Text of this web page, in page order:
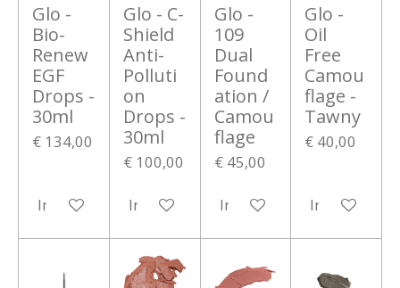
Glo -
Bio-
Renew
EGF
Drops -
30ml
€ 134,00
In winkelwagen
Glo - C-
Shield
Anti-
Polluti
on
Drops -
30ml
€ 100,00
In winkelwagen
Glo -
109
Dual
Found
ation /
Camou
flage
€ 45,00
In winkelwagen
Glo -
Oil
Free
Camou
flage -
Tawny
€ 40,00
In